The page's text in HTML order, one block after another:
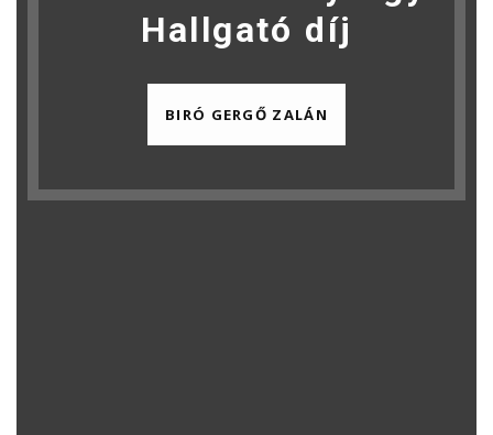
Hallgató díj
BIRÓ GERGŐ ZALÁN